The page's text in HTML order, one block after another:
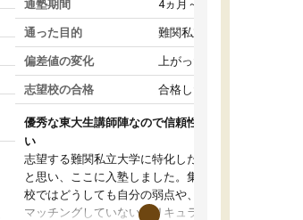
通塾期間 4ヵ月～1年未満
通った目的 難関私立受験対策
偏差値の変化 上がった
志望校の合格 合格した
優秀な東大生講師陣なので信頼性や安心感が高
い
志望する難関私立大学に特化した準備をしたい
と思い、ここに入塾しました。集団指導の予備
校ではどうしても自分の弱点や、志望校対策に
マッチングしていないカリキュラムに不安を感